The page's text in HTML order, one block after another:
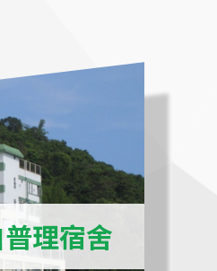
理宿舍